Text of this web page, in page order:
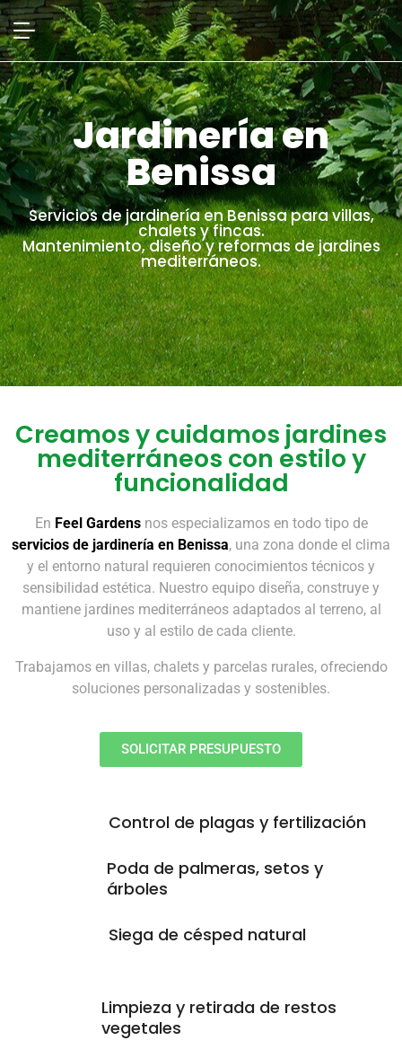
Jardinería en
Benissa
Servicios de jardinería en Benissa para villas,
chalets y fincas.
Mantenimiento, diseño y reformas de jardines
mediterráneos.
Creamos y cuidamos jardines
mediterráneos con estilo y
funcionalidad
En Feel Gardensnos especializamos en todo tipo de
servicios de jardinería en Benissa, una zona donde el clima
y el entorno natural requieren conocimientos técnicos y
sensibilidad estética. Nuestro equipo diseña, construye y
mantiene jardines mediterráneos adaptados al terreno, al
uso y al estilo de cada cliente.
Trabajamos en villas, chalets y parcelas rurales, ofreciendo
soluciones personalizadas y sostenibles.
SOLICITAR PRESUPUESTO
Control de plagas y fertilización
Poda de palmeras, setos y
árboles
Siega de césped natural
Limpieza y retirada de restos
vegetales